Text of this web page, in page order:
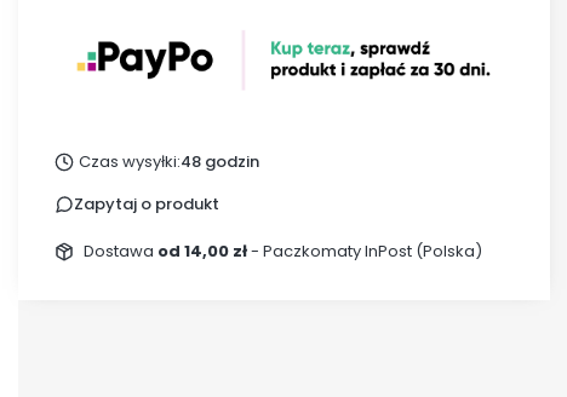
Czas wysyłki:48 godzin
Zapytaj o produkt
Dostawa od 14,00 zł- Paczkomaty InPost (Polska)